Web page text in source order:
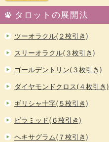
タロットの展開法
ツーオラクル(２枚引き)
スリーオラクル(３枚引き)
ゴールデントリン(３枚引き)
ダイヤモンドクロス(４枚引き)
ギリシャ十字(５枚引き)
ピラミッド(６枚引き)
ヘキサグラム(７枚引き)